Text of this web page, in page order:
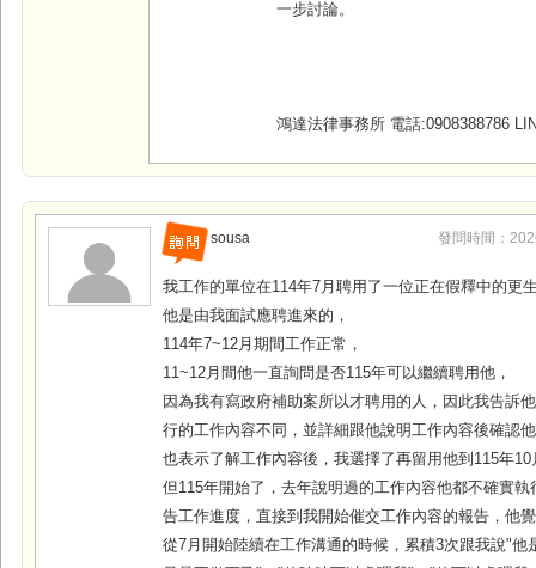
一步討論。
鴻達法律事務所 電話:0908388786
sousa 發問時間：
我工作的單位在114年7月聘用了一位正在假釋中的更
他是由我面試應聘進來的，
114年7~12月期間工作正常，
11~12月間他一直詢問是否115年可以繼續聘用他，
因為我有寫政府補助案所以才聘用的人，因此我告訴
行的工作內容不同，並詳細跟他說明工作內容後確認
也表示了解工作內容後，我選擇了再留用他到115年10
但115年開始了，去年說明過的工作內容他都不確實執
告工作進度，直接到我開始催交工作內容的報告，他
從7月開始陸續在工作溝通的時候，累積3次跟我說"他